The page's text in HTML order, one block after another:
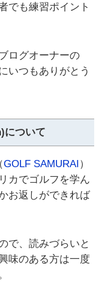
でも練習ポイント
ログオーナーの
いつもありがとう
について
GOLF SAMURAI）
カでゴルフを学ん
お返しができれば
で、読みづらいと
味のある方は一度